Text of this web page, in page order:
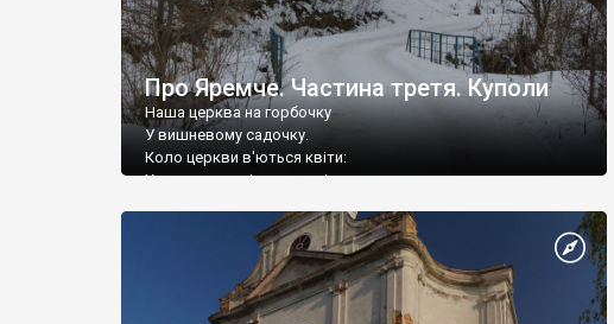
Про Яремче. Частина третя. Куполи
Наша церква на горбочку
У вишневому садочку.
Коло церкви в'ються квіти:
Ходять старші, ходять діти.